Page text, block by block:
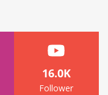
16.0K
Follower